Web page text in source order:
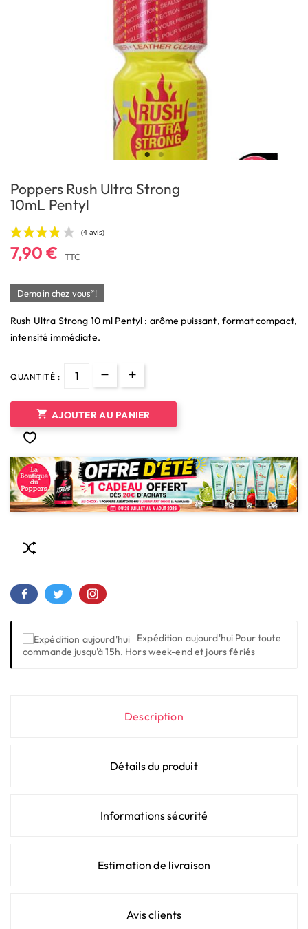
Poppers Rush Ultra Strong
10mL Pentyl
(4 avis)
7,90 € TTC
Demain chez vous*!
Rush Ultra Strong 10 ml Pentyl : arôme puissant, format compact,
intensité immédiate.
QUANTITÉ :
 AJOUTER AU PANIER
Expédition aujourd'hui Pour toute
commande jusqu'à 15h. Hors week-end et jours fériés
Description
Détails du produit
Informations sécurité
Estimation de livraison
Avis clients